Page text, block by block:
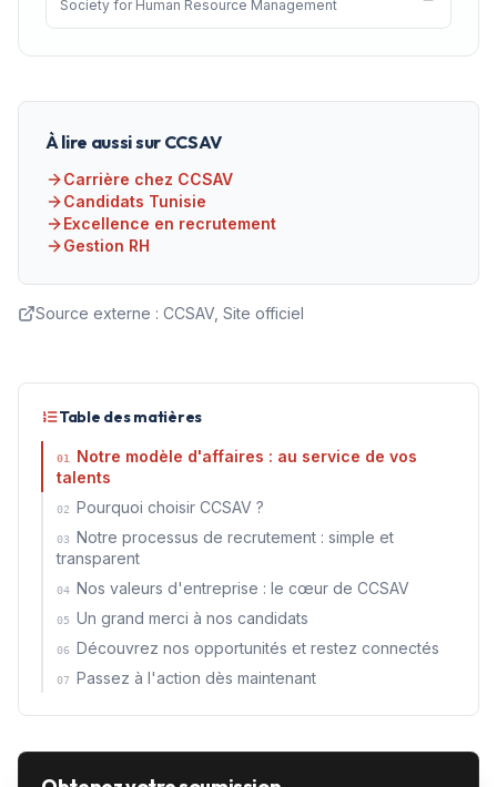
Society for Human Resource Management
À lire aussi sur CCSAV
Carrière chez CCSAV
Candidats Tunisie
Excellence en recrutement
Gestion RH
Source externe : CCSAV, Site officiel
Table des matières
01
Notre modèle d'affaires : au service de vos
talents
02 Pourquoi choisir CCSAV ?
03
Notre processus de recrutement : simple et
transparent
04 Nos valeurs d'entreprise : le cœur de CCSAV
05 Un grand merci à nos candidats
06 Découvrez nos opportunités et restez connectés
07 Passez à l'action dès maintenant